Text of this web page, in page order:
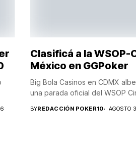
Clasificá a la WSOP-
México en GGPoker
Big Bola Casinos en CDMX
una parada oficial del WSOP
BYREDACCIÓN POKER10 AGOSTO